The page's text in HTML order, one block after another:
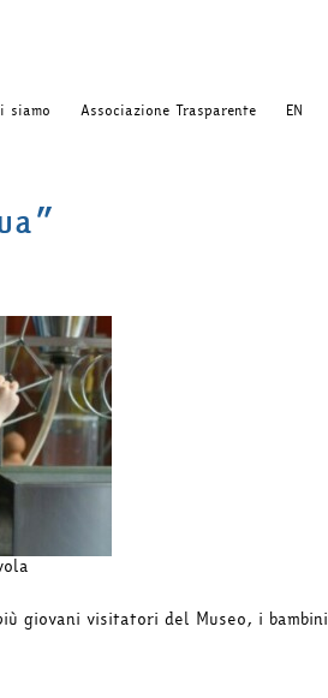
siamo Associazione Trasparente EN
giovani visitatori del Museo, i bambini